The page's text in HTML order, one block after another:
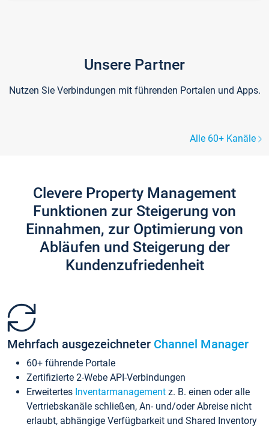
Unsere Partner
Nutzen Sie Verbindungen mit führenden Portalen und Apps.
Alle 60+ Kanäle
Clevere Property Management
Funktionen zur Steigerung von
Einnahmen, zur Optimierung von
Abläufen und Steigerung der
Kundenzufriedenheit
Mehrfach ausgezeichneter Channel Manager
60+ führende Portale
Zertifizierte 2-Webe API-Verbindungen
Erweitertes Inventarmanagement z. B. einen oder alle
Vertriebskanäle schließen, An- und/oder Abreise nicht
erlaubt, abhängige Verfügbarkeit und Shared Inventory